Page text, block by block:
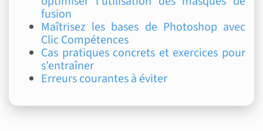
fusion
Maîtrisez les bases de Photoshop avec
Clic Compétences
Cas pratiques concrets et exercices pour
s’entraîner
Erreurs courantes à éviter